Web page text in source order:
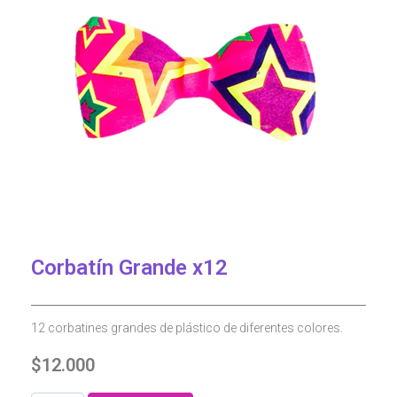
Corbatín Grande x12
12 corbatines grandes de plástico de diferentes colores.
$12.000